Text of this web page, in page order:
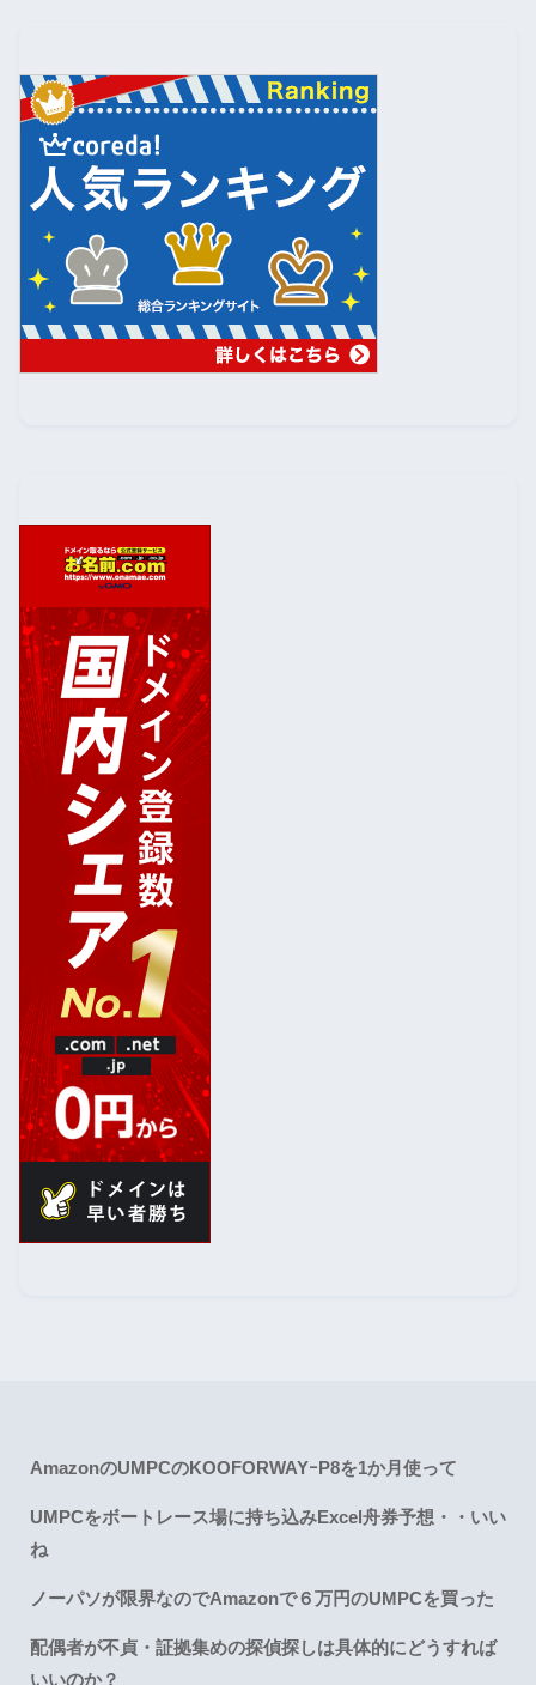
AmazonのUMPCのKOOFORWAYｰP8を1か月使って
UMPCをボートレース場に持ち込みExcel舟券予想・・いい
ね
ノーパソが限界なのでAmazonで６万円のUMPCを買った
配偶者が不貞・証拠集めの探偵探しは具体的にどうすれば
いいのか？